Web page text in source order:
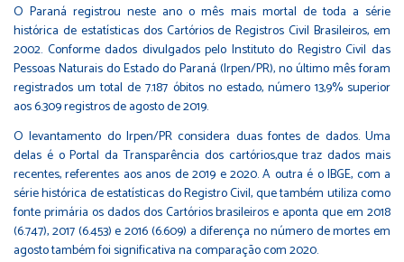
O Paraná registrou neste ano o mês mais mortal de toda a série
histórica de estatísticas dos Cartórios de Registros Civil Brasileiros, em
2002. Conforme dados divulgados pelo Instituto do Registro Civil das
Pessoas Naturais do Estado do Paraná (Irpen/PR), no último mês foram
registrados um total de 7.187 óbitos no estado, número 13,9% superior
aos 6.309 registros de agosto de 2019.
O levantamento do Irpen/PR considera duas fontes de dados. Uma
delas é o Portal da Transparência dos cartórios,que traz dados mais
recentes, referentes aos anos de 2019 e 2020. A outra é o IBGE, com a
série histórica de estatísticas do Registro Civil, que também utiliza como
fonte primária os dados dos Cartórios brasileiros e aponta que em 2018
(6.747), 2017 (6.453) e 2016 (6.609) a diferença no número de mortes em
agosto também foi significativa na comparação com 2020.